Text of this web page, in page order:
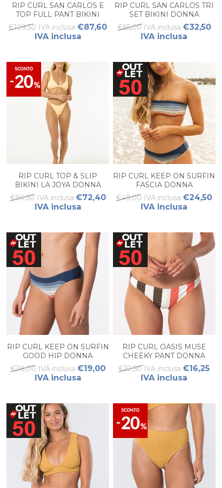
RIP CURL SAN CARLOS E
TOP FULL PANT BIKINI
DONNA
€109,50 IVA inclusa €87,60
IVA inclusa
RIP CURL SAN CARLOS TRI
SET BIKINI DONNA
€65,00 IVA inclusa €32,50
IVA inclusa
RIP CURL TOP & SLIP
BIKINI LA JOYA DONNA
€90,50 IVA inclusa €72,40
IVA inclusa
RIP CURL KEEP ON SURFIN
FASCIA DONNA
€49,00 IVA inclusa €24,50
IVA inclusa
RIP CURL KEEP ON SURFIN
GOOD HIP DONNA
€38,00 IVA inclusa €19,00
IVA inclusa
RIP CURL OASIS MUSE
CHEEKY PANT DONNA
€32,50 IVA inclusa €16,25
IVA inclusa